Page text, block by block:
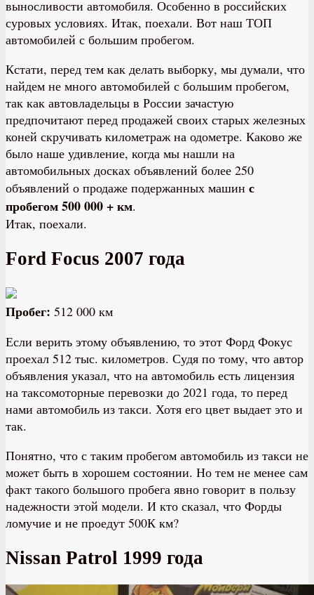
выносливости автомобиля. Особенно в российских
суровых условиях. Итак, поехали. Вот наш ТОП
автомобилей с большим пробегом.
Кстати, перед тем как делать выборку, мы думали, что
найдем не много автомобилей с большим пробегом,
так как автовладельцы в России зачастую
предпочитают перед продажей своих старых железных
коней скручивать километраж на одометре. Каково же
было наше удивление, когда мы нашли на
автомобильных досках объявлений более 250
объявлений о продаже подержанных машин с
пробегом 500 000 + км.
Итак, поехали.
Ford Focus 2007 года
Пробег: 512 000 км
Если верить этому объявлению, то этот Форд Фокус
проехал 512 тыс. километров. Судя по тому, что автор
объявления указал, что на автомобиль есть лицензия
на таксомоторные перевозки до 2021 года, то перед
нами автомобиль из такси. Хотя его цвет выдает это и
так.
Понятно, что с таким пробегом автомобиль из такси не
может быть в хорошем состоянии. Но тем не менее сам
факт такого большого пробега явно говорит в пользу
надежности этой модели. И кто сказал, что Форды
ломучие и не проедут 500К км?
Nissan Patrol 1999 года